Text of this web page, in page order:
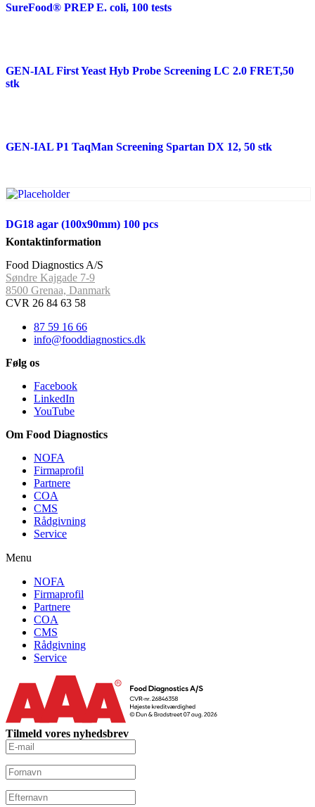
SureFood® PREP E. coli, 100 tests
GEN-IAL First Yeast Hyb Probe Screening LC 2.0 FRET,50
stk
GEN-IAL P1 TaqMan Screening Spartan DX 12, 50 stk
DG18 agar (100x90mm) 100 pcs
Kontaktinformation
Food Diagnostics A/S
Søndre Kajgade 7-9
8500 Grenaa, Danmark
CVR 26 84 63 58
87 59 16 66
info@fooddiagnostics.dk
Følg os
Facebook
LinkedIn
YouTube
Om Food Diagnostics
NOFA
Firmaprofil
Partnere
COA
CMS
Rådgivning
Service
Menu
NOFA
Firmaprofil
Partnere
COA
CMS
Rådgivning
Service
Tilmeld vores nyhedsbrev